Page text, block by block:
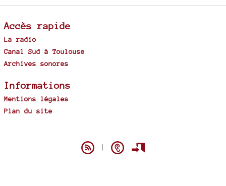
Accès rapide
La radio
Canal Sud à Toulouse
Archives sonores
Informations
Mentions légales
Plan du site
|